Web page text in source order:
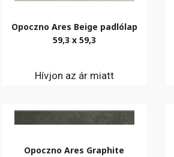
Opoczno Ares Beige padlólap
59,3 x 59,3
Hívjon az ár miatt
Opoczno Ares Graphite